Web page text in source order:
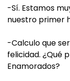
-Sí. Estamos
nuestro primer
-Calculo que
felicidad. ¿Qué
Enamorados?